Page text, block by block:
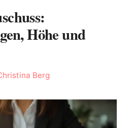
Höhe und
Berg